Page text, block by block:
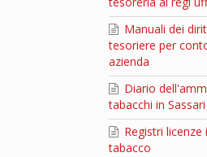
Manuali dei
tesoriere per
azienda
Diario
tabacchi in Sassari
Registri
tabacco